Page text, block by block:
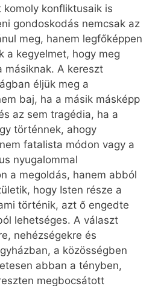
konfliktusaik is
gondoskodás nemcsak az
meg, hanem legfőképpen
a kegyelmet, hogy meg
másiknak. A kereszt
éljük meg a
baj, ha a másik másképp
az sem tragédia, ha a
történnek, ahogy
fatalista módon vagy a
nyugalommal
a megoldás, hanem abból
hogy Isten része a
történik, azt ő engedte
lehetséges. A választ
nehézségekre és
a közösségben
abban a tényben,
megbocsátott